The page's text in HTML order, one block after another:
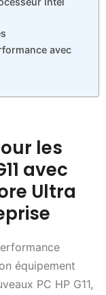
avec
les
avec
Ultra
équipement
PC HP G11,